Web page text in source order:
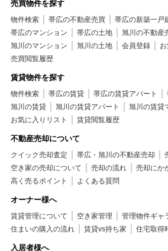
売買物件を探す
物件検索 帯広の不動産売買 帯広の新築一戸
帯広のマンション
帯広の土地 旭川の不動産
旭川のマンション
旭川の土地 会員登録
売買閲覧履歴
賃貸物件を探す
物件検索 帯広の賃貸 帯広の賃貸アパート
旭川の賃貸
旭川の賃貸アパート
旭川の賃貸
お気に入りリスト
賃貸閲覧履歴
不動産売却について
クイック売却査定 帯広・旭川の不動産売却
空き家の売却について
売却の流れ
売却にか
高く売るポイント
よくある質問
オーナー様へ
賃貸管理について 空き家管理 管理物件ギャ
住まいの購入の流れ
賃貸vs持ち家 住宅取得
入居者様へ